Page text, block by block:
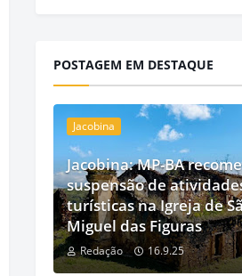
POSTAGEM EM DESTAQUE
Jacobina
Jacobina: MP-BA
suspensão de
turísticas na Igreja de
Miguel das Figuras
Redação 16.9.25